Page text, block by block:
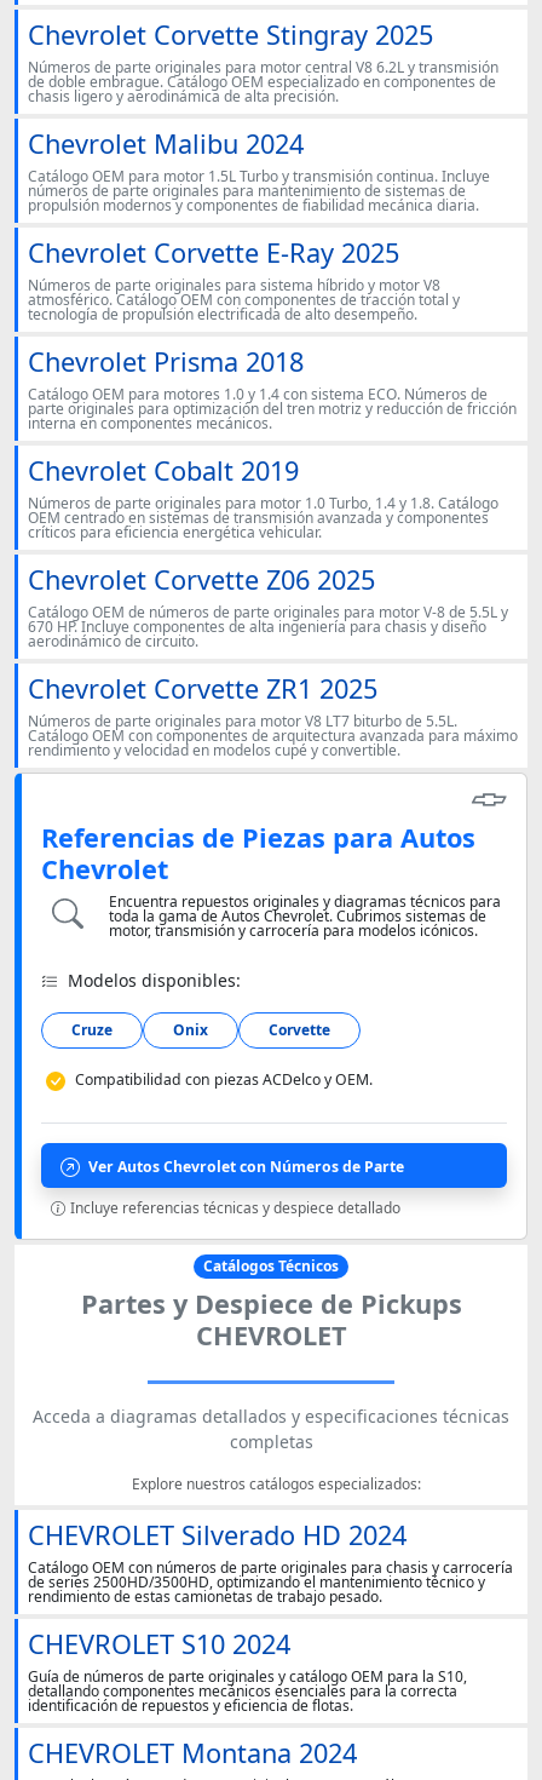
Chevrolet Corvette Stingray 2025
Números de parte originales para motor central V8 6.2L y transmisión
de doble embrague. Catálogo OEM especializado en componentes de
chasis ligero y aerodinámica de alta precisión.
Chevrolet Malibu 2024
Catálogo OEM para motor 1.5L Turbo y transmisión continua. Incluye
números de parte originales para mantenimiento de sistemas de
propulsión modernos y componentes de fiabilidad mecánica diaria.
Chevrolet Corvette E-Ray 2025
Números de parte originales para sistema híbrido y motor V8
atmosférico. Catálogo OEM con componentes de tracción total y
tecnología de propulsión electrificada de alto desempeño.
Chevrolet Prisma 2018
Catálogo OEM para motores 1.0 y 1.4 con sistema ECO. Números de
parte originales para optimización del tren motriz y reducción de fricción
interna en componentes mecánicos.
Chevrolet Cobalt 2019
Números de parte originales para motor 1.0 Turbo, 1.4 y 1.8. Catálogo
OEM centrado en sistemas de transmisión avanzada y componentes
críticos para eficiencia energética vehicular.
Chevrolet Corvette Z06 2025
Catálogo OEM de números de parte originales para motor V-8 de 5.5L y
670 HP. Incluye componentes de alta ingeniería para chasis y diseño
aerodinámico de circuito.
Chevrolet Corvette ZR1 2025
Números de parte originales para motor V8 LT7 biturbo de 5.5L.
Catálogo OEM con componentes de arquitectura avanzada para máximo
rendimiento y velocidad en modelos cupé y convertible.
Referencias de Piezas para Autos
Chevrolet
Encuentra repuestos originales y diagramas técnicos para
toda la gama de Autos Chevrolet. Cubrimos sistemas de
motor, transmisión y carrocería para modelos icónicos.
Modelos disponibles:
Cruze Onix Corvette
Compatibilidad con piezas ACDelco y OEM.
Ver Autos Chevrolet con Números de Parte
Incluye referencias técnicas y despiece detallado
Catálogos Técnicos
Partes y Despiece de Pickups
CHEVROLET
Acceda a diagramas detallados y especificaciones técnicas
completas
Explore nuestros catálogos especializados:
CHEVROLET Silverado HD 2024
Catálogo OEM con números de parte originales para chasis y carrocería
de series 2500HD/3500HD, optimizando el mantenimiento técnico y
rendimiento de estas camionetas de trabajo pesado.
CHEVROLET S10 2024
Guía de números de parte originales y catálogo OEM para la S10,
detallando componentes mecánicos esenciales para la correcta
identificación de repuestos y eficiencia de flotas.
CHEVROLET Montana 2024